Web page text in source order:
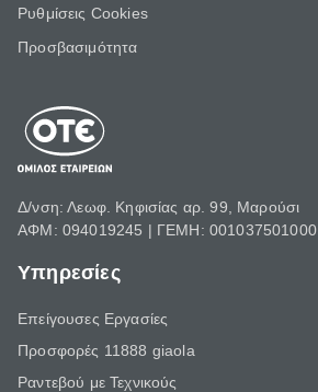
Ρυθμίσεις Cookies
Προσβασιμότητα
Δ/νση: Λεωφ. Κηφισίας αρ. 99, Μαρούσι
ΑΦΜ: 094019245 | ΓΕΜΗ: 001037501000
Υπηρεσίες
Επείγουσες Εργασίες
Προσφορές 11888 giaola
Ραντεβού με Τεχνικούς